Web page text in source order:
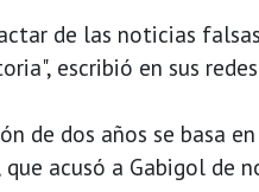
de las noticias
escribió en sus
de dos años se basa
acusó a Gabigol de